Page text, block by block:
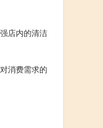
店内的清洁
消费需求的